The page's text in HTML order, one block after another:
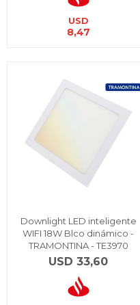
USD
8,47
Downlight LED inteligente
WIFI 18W Blco dinámico -
TRAMONTINA - TE3970
USD 33,60